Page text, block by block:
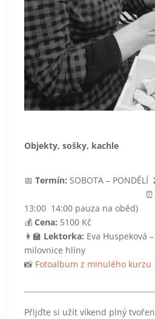
Objekty, sošky, kachle
📅 Termín: SOBOTA – PONDĚLÍ
⏰
13:00 14:00 pauza na oběd)
💰 Cena: 5100 Kč
👩‍🏫 Lektorka: Eva Huspeková
milovnice hlíny
📸 Fotoalbum z minulého kurzu
Přijďte si užít víkend plný